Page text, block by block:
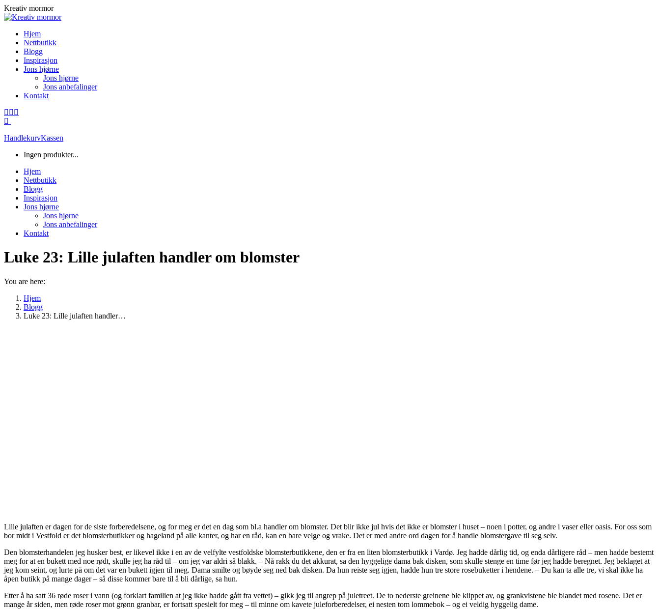
Skip
to
Kreativ mormor
Hjem
Nettbutikk
Blogg
Inspirasjon
Jons hjørne
Jons hjørne
Jons anbefalinger
Kontakt
Facebook
in
window
Instagram
in
window
in
window
HandlekurvKassen
Ingen produkter...
Hjem
Nettbutikk
Blogg
Inspirasjon
Jons hjørne
Jons hjørne
Jons anbefalinger
Kontakt
Luke 23: Lille julaften handler om blomster
You are here:
Hjem
Blogg
Luke 23: Lille julaften handler…
Lille julaften er dagen for de siste forberedelsene, og for meg er det en dag som bl.a handler om blomster. Det blir ikke jul hvis det ikke er blomster i huset – noen i potter, og andre i vaser eller oasis. For oss som
bor midt i Vestfold er det blomsterbutikker og hageland på alle kanter, og har en råd, kan en bare velge og vrake. Det er med andre ord dagen for å handle blomstergave til seg selv.
Den blomsterhandelen jeg husker best, er likevel ikke i en av de velfylte vestfoldske blomsterbutikkene, den er fra en liten blomsterbutikk i Vardø. Jeg hadde dårlig tid, og enda dårligere råd – men hadde bestemt
meg for at en bukett med noe rødt, skulle jeg ha råd til – om jeg var aldri så blakk. – Nå rakk du det akkurat, sa den hyggelige dama bak disken, som skulle stenge en time før jeg hadde beregnet. Jeg beklaget at
jeg kom seint, og lurte på om det var en bukett igjen til meg. Dama smilte og bøyde seg ned bak disken. Da hun reiste seg igjen, hadde hun tre store rosebuketter i hendene. – Du kan ta alle tre, vi skal ikke ha
åpen butikk på mange dager – så disse kommer bare til å bli dårlige, sa hun.
Etter å ha satt 36 røde roser i vann (og forklart familien at jeg ikke hadde gått fra vettet) – gikk jeg til angrep på juletreet. De to nederste greinene ble klippet av, og grankvistene ble blandet med rosene. Det er
mange år siden, men røde roser mot grønn granbar, er fortsatt spesielt for meg – til minne om kavete juleforberedelser, ei nesten tom lommebok – og ei veldig hyggelig dame.